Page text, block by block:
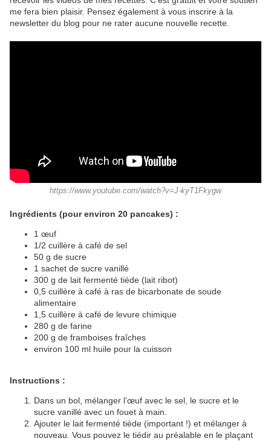
me fera bien plaisir. Pensez également à vous inscrire à la
newsletter du blog pour ne rater aucune nouvelle recette.
https://www.youtube.com/watch?v=J-kyT1Fkygw
Ingrédients (pour environ 20 pancakes) :
1 œuf
1/2 cuillère à café de sel
50 g de sucre
1 sachet de sucre vanillé
300 g de lait fermenté tiède (lait ribot)
0,5 cuillère à café à ras de bicarbonate de soude
alimentaire
1,5 cuillère à café de levure chimique
280 g de farine
200 g de framboises fraîches
environ 100 ml huile pour la cuisson
Instructions :
Dans un bol, mélanger l’œuf avec le sel, le sucre et le
sucre vanillé avec un fouet à main.
Ajouter le lait fermenté tiède (important !) et mélanger à
nouveau. Vous pouvez le tiédir au préalable en le plaçant